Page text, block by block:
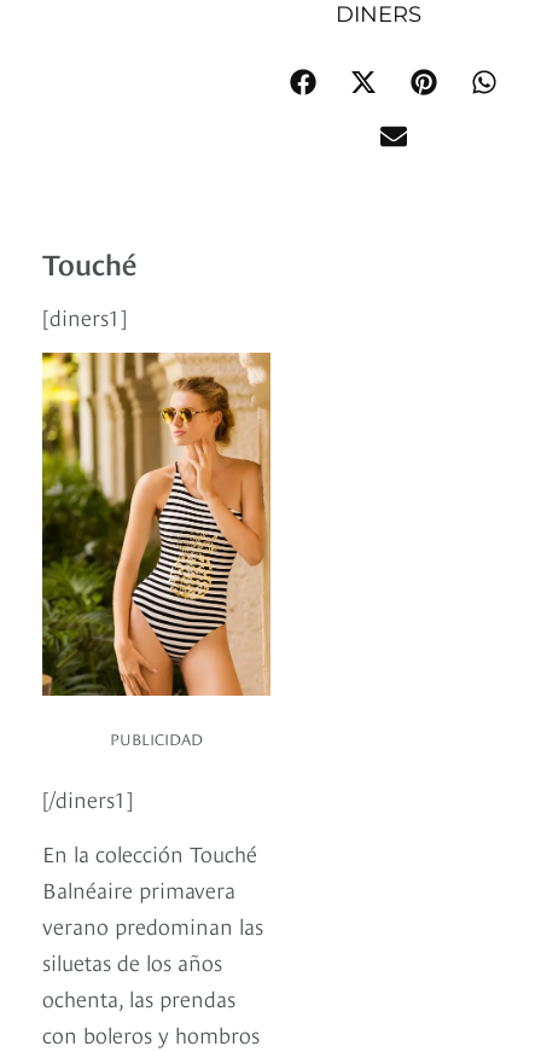
DINERS
Touché
[diners1]
PUBLICIDAD
[/diners1]
En la colección Touché
Balnéaire primavera
verano predominan las
siluetas de los años
ochenta, las prendas
con boleros y hombros